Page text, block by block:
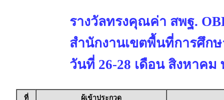
รางวัลทรงคุณค่า สพฐ.
สำนักงานเขตพื้นที่การศึก
วันที่ 26-28 เดือน สิงหาคม
ที่
ผู้เข้าประกวด